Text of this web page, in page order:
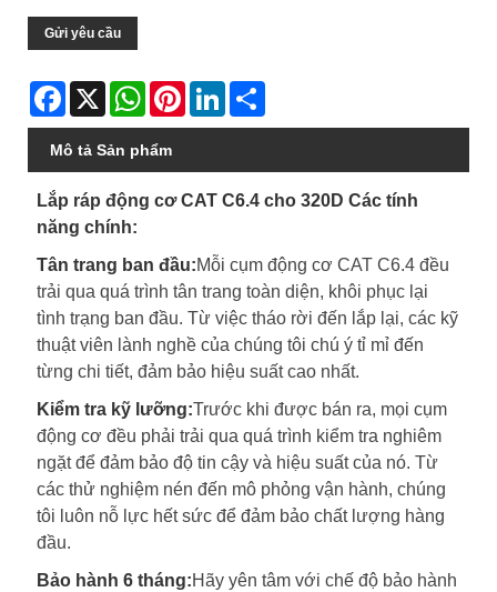
Gửi yêu cầu
Facebook
X WhatsAppPinterestLinkedIn
Mô tả Sản phẩm
Lắp ráp động cơ CAT C6.4 cho 320D Các tính
năng chính:
Tân trang ban đầu:Mỗi cụm động cơ CAT C6.4 đều
trải qua quá trình tân trang toàn diện, khôi phục lại
tình trạng ban đầu. Từ việc tháo rời đến lắp lại, các kỹ
thuật viên lành nghề của chúng tôi chú ý tỉ mỉ đến
từng chi tiết, đảm bảo hiệu suất cao nhất.
Kiểm tra kỹ lưỡng:Trước khi được bán ra, mọi cụm
động cơ đều phải trải qua quá trình kiểm tra nghiêm
ngặt để đảm bảo độ tin cậy và hiệu suất của nó. Từ
các thử nghiệm nén đến mô phỏng vận hành, chúng
tôi luôn nỗ lực hết sức để đảm bảo chất lượng hàng
đầu.
Bảo hành 6 tháng:Hãy yên tâm với chế độ bảo hành